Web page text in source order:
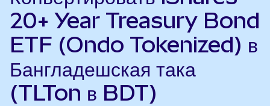
20+ Year Treasury Bond
ETF (Ondo Tokenized) в
Бангладешская така
(TLTon в BDT)